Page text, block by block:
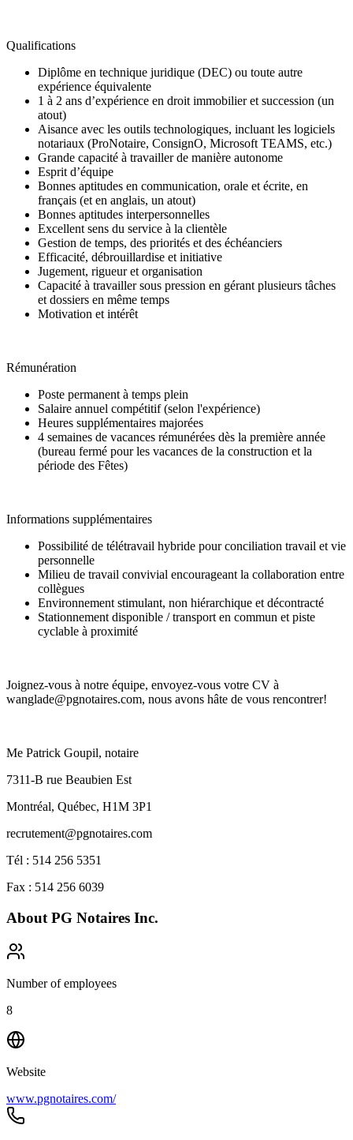
Qualifications
Diplôme en technique juridique (DEC) ou toute autre
expérience équivalente
1 à 2 ans d’expérience en droit immobilier et succession (un
atout)
Aisance avec les outils technologiques, incluant les logiciels
notariaux (ProNotaire, ConsignO, Microsoft TEAMS, etc.)
Grande capacité à travailler de manière autonome
Esprit d’équipe
Bonnes aptitudes en communication, orale et écrite, en
français (et en anglais, un atout)
Bonnes aptitudes interpersonnelles
Excellent sens du service à la clientèle
Gestion de temps, des priorités et des échéanciers
Efficacité, débrouillardise et initiative
Jugement, rigueur et organisation
Capacité à travailler sous pression en gérant plusieurs tâches
et dossiers en même temps
Motivation et intérêt
Rémunération
Poste permanent à temps plein
Salaire annuel compétitif (selon l'expérience)
Heures supplémentaires majorées
4 semaines de vacances rémunérées dès la première année
(bureau fermé pour les vacances de la construction et la
période des Fêtes)
Informations supplémentaires
Possibilité de télétravail hybride pour conciliation travail et vie
personnelle
Milieu de travail convivial encourageant la collaboration entre
collègues
Environnement stimulant, non hiérarchique et décontracté
Stationnement disponible / transport en commun et piste
cyclable à proximité
Joignez-vous à notre équipe, envoyez-vous votre CV à
wanglade@pgnotaires.com, nous avons hâte de vous rencontrer!
Me Patrick Goupil, notaire
7311-B rue Beaubien Est
Montréal, Québec, H1M 3P1
recrutement@pgnotaires.com
Tél : 514 256 5351
Fax : 514 256 6039
About PG Notaires Inc.
Number of employees
8
Website
www.pgnotaires.com/